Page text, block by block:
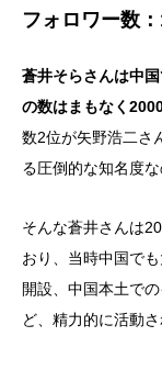
フォロワー数：
蒼井そらさんは中
の数はまもなく
数2位が矢野浩二さ
る圧倒的な知名度な
そんな蒼井さんは
おり、当時中国で
開設、中国本土で
ど、精力的に活動さ